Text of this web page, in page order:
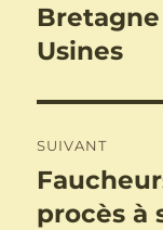
l’article
précédente :
Usines
SUIVANT
Publication
suivante :
procès à